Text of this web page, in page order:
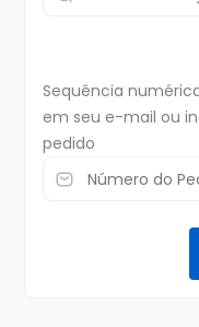
Sequência
em seu e-mail ou
pedido